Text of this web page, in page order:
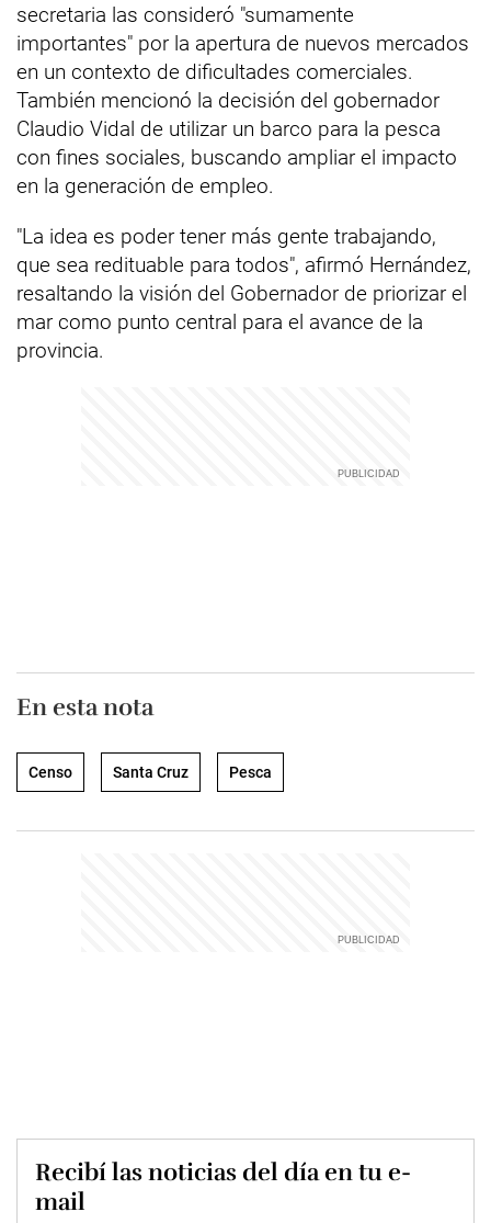
secretaria las consideró "sumamente
importantes" por la apertura de nuevos mercados
en un contexto de dificultades comerciales.
También mencionó la decisión del gobernador
Claudio Vidal de utilizar un barco para la pesca
con fines sociales, buscando ampliar el impacto
en la generación de empleo.
"La idea es poder tener más gente trabajando,
que sea redituable para todos", afirmó Hernández,
resaltando la visión del Gobernador de priorizar el
mar como punto central para el avance de la
provincia.
En esta nota
Censo Santa Cruz Pesca
Recibí las noticias del día en tu e-
mail